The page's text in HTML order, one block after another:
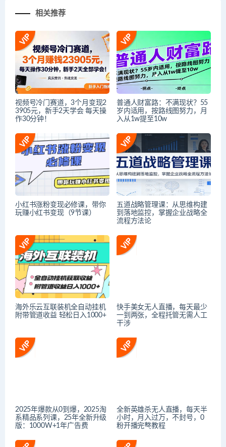
相关推荐
视频号冷门赛道，3个月变现2
3905元，新手2天学会 每天操
作30分钟！
普通人财富路：不满现状？55
岁内适用，按路线图努力，月
入从1w提至10w
小红书涨粉变现必修课，带你
玩赚小红书变现（9节课）
五道战略管理课：从思维构建
到落地监控，掌握企业战略全
流程方法论
海外乐云互联装机全自动挂机
附带管道收益 轻松日入1000+
快手美女无人直播，每天最少
一到两张，全程托管无需人工
干涉
2025年爆款从0到爆，2025淘
系精品系列课，25年全新升级
版：1000W+1年广告费
全新英雄杀无人直播，每天半
小时，月入过万，不封号，0
粉开播完整教程